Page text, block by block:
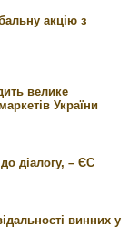
акцію з
велике
України
діалогу, – ЄС
винних у